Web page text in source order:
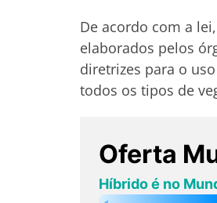
De acordo com a
elaborados pelos
diretrizes para o
todos os tipos de